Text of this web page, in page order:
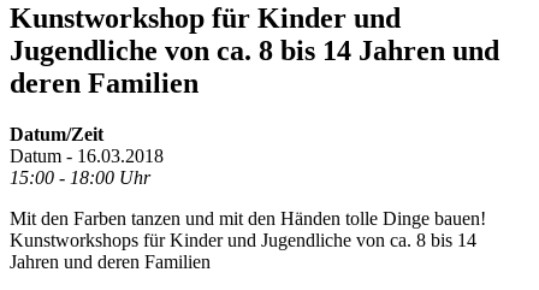
Kunstworkshop für Kinder und
Jugendliche von ca. 8 bis 14 Jahren und
deren Familien
Datum/Zeit
Datum - 16.03.2018
15:00 - 18:00 Uhr
Mit den Farben tanzen und mit den Händen tolle Dinge bauen!
Kunstworkshops für Kinder und Jugendliche von ca. 8 bis 14
Jahren und deren Familien